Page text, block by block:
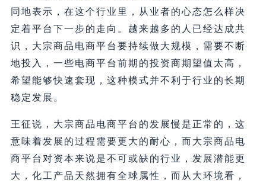
同地表示，在这个行业里，从业者的心态怎么样决
定着平台下一步的走向。越来越多的人已经达成共
识，大宗商品电商平台要持续做大规模，需要不断
地投入，一些电商平台前期的投资商期望值太高，
希望能够快速套现，这种模式并不利于行业的长期
稳定发展。
王征说，大宗商品电商平台的发展慢是正常的，这
意味着发展的过程需要更大的耐心，而大宗商品电
商平台对资本来说是不可或缺的行业，发展潜能更
大，化工产品天然拥有全球属性，而从大环境看，